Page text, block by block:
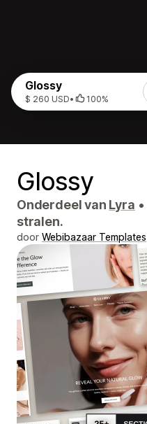
Glossy
$ 260 USD• 100%
Glossy
Onderdeel van Lyra •
stralen.
door Webibazaar Templates